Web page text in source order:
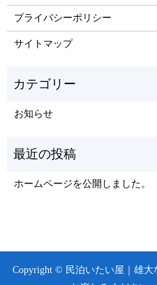
プライバシーポリシー
サイトマップ
お知らせ
ホームページを公開しました。
Copyright © 民泊いたい屋｜雄